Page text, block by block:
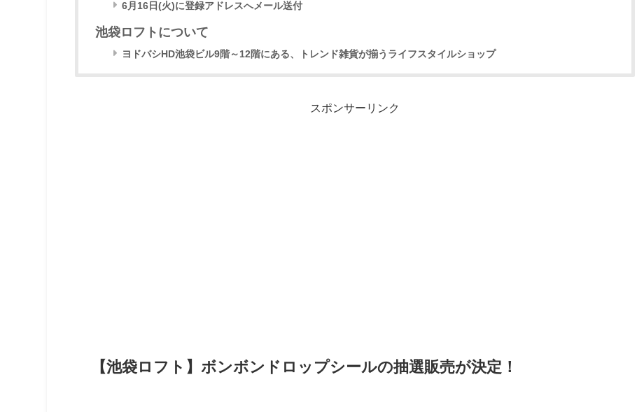
6月16日(火)に登録アドレスへメール送付
池袋ロフトについて
ヨドバシHD池袋ビル9階～12階にある、トレンド雑貨が揃うライフスタイルショップ
スポンサーリンク
【池袋ロフト】ボンボンドロップシールの抽選販売が決定！